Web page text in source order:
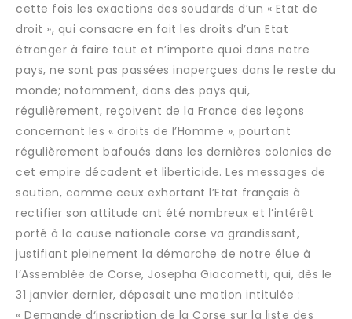
cette fois les exactions des soudards d’un « Etat de
droit », qui consacre en fait les droits d’un Etat
étranger à faire tout et n’importe quoi dans notre
pays, ne sont pas passées inaperçues dans le reste du
monde; notamment, dans des pays qui,
régulièrement, reçoivent de la France des leçons
concernant les « droits de l’Homme », pourtant
régulièrement bafoués dans les dernières colonies de
cet empire décadent et liberticide. Les messages de
soutien, comme ceux exhortant l’Etat français à
rectifier son attitude ont été nombreux et l’intérêt
porté à la cause nationale corse va grandissant,
justifiant pleinement la démarche de notre élue à
l’Assemblée de Corse, Josepha Giacometti, qui, dès le
31 janvier dernier, déposait une motion intitulée :
« Demande d‘inscription de la Corse sur la liste des